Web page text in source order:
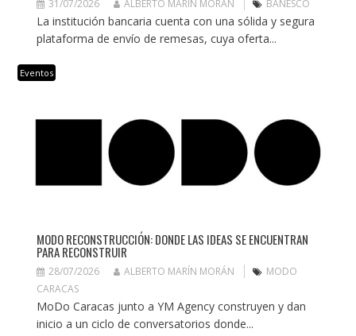
31/07/2026 ALBERTO MARÍN MORÁN BANESCO
La institución bancaria cuenta con una sólida y segura
plataforma de envío de remesas, cuya oferta...
Eventos
MODO RECONSTRUCCIÓN: DONDE LAS IDEAS SE ENCUENTRAN
PARA RECONSTRUIR
28/07/2026 ALBERTO MARÍN MORÁN
MODO
CARACAS
MoDo Caracas junto a YM Agency construyen y dan
inicio a un ciclo de conversatorios donde...